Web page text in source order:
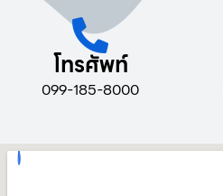
โทรศัพท์
099-185-8000